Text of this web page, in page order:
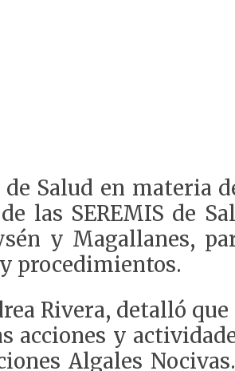
Salud en materia
las SEREMIS de
y Magallanes,
procedimientos.
Rivera, detalló
acciones y
Algales